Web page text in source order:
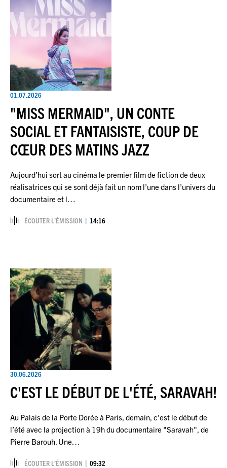
01.07.2026
"MISS MERMAID", UN CONTE
SOCIAL ET FANTAISISTE, COUP DE
CŒUR DES MATINS JAZZ
Aujourd’hui sort au cinéma le premier film de fiction de deux
réalisatrices qui se sont déjà fait un nom l’une dans l’univers du
documentaire et l…
ÉCOUTER L’ÉMISSION 14:16
30.06.2026
C'EST LE DÉBUT DE L'ÉTÉ, SARAVAH!
Au Palais de la Porte Dorée à Paris, demain, c’est le début de
l’été avec la projection à 19h du documentaire "Saravah", de
Pierre Barouh. Une…
ÉCOUTER L’ÉMISSION 09:32